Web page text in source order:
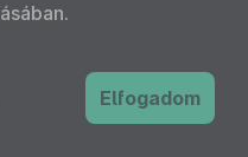
Elfogadom